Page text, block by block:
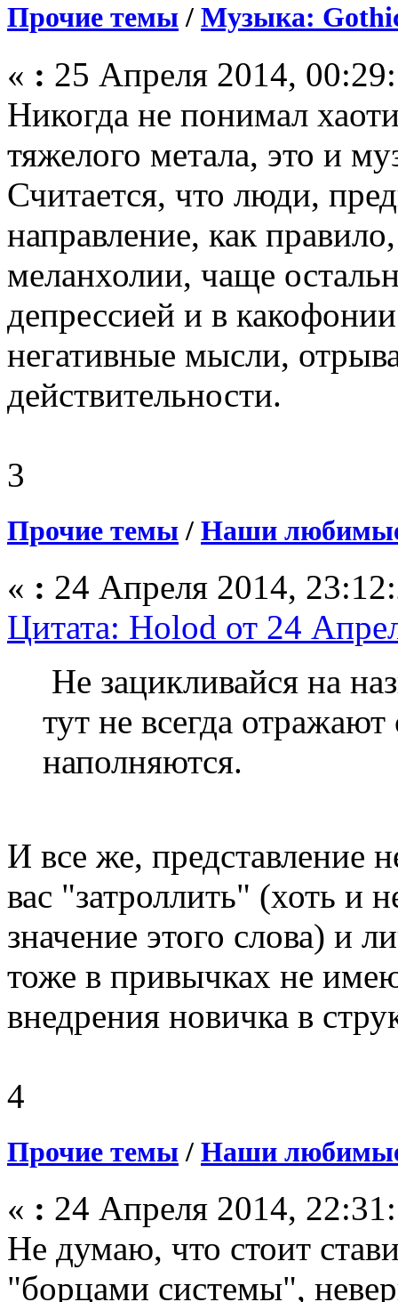
Прочие темы/ Музыка:
« : 25 Апреля 2014,
Никогда не понимал
тяжелого метала, это и
Считается, что люди,
направление, как
меланхолии, чаще
депрессией и в
негативные мысли,
действительности.
3
Прочие темы / Наши любимые
« : 24 Апреля 2014,
Цитата: Holod от 24
Не зацикливайся на
тут не всегда
наполняются.
И все же, представление
вас "затроллить" (хоть и
значение этого слова) и
тоже в привычках не
внедрения новичка в
4
Прочие темы / Наши любимые
« : 24 Апреля 2014,
Не думаю, что стоит
"борцами системы",